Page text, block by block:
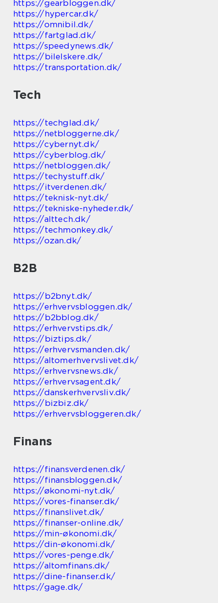
https://gearbloggen.dk/
https://hypercar.dk/
https://omnibil.dk/
https://fartglad.dk/
https://speedynews.dk/
https://bilelskere.dk/
https://transportation.dk/
Tech
https://techglad.dk/
https://netbloggerne.dk/
https://cybernyt.dk/
https://cyberblog.dk/
https://netbloggen.dk/
https://techystuff.dk/
https://itverdenen.dk/
https://teknisk-nyt.dk/
https://tekniske-nyheder.dk/
https://alttech.dk/
https://techmonkey.dk/
https://ozan.dk/
B2B
https://b2bnyt.dk/
https://erhvervsbloggen.dk/
https://b2bblog.dk/
https://erhvervstips.dk/
https://biztips.dk/
https://erhvervsmanden.dk/
https://altomerhvervslivet.dk/
https://erhvervsnews.dk/
https://erhvervsagent.dk/
https://danskerhvervsliv.dk/
https://bizbiz.dk/
https://erhvervsbloggeren.dk/
Finans
https://finansverdenen.dk/
https://finansbloggen.dk/
https://økonomi-nyt.dk/
https://vores-finanser.dk/
https://finanslivet.dk/
https://finanser-online.dk/
https://min-økonomi.dk/
https://din-økonomi.dk/
https://vores-penge.dk/
https://altomfinans.dk/
https://dine-finanser.dk/
https://gage.dk/